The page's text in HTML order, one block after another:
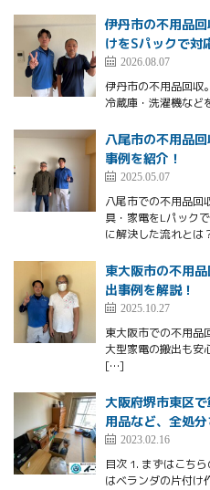
伊丹市の不用品
けをSパックで対
2026.08.07
伊丹市の不用品回収
冷蔵庫・洗濯機な
八尾市の不用品
事例を紹介！
2025.05.07
八尾市での不用品回
具・家電をLパック
に解決した流れと
東大阪市の不用
出事例を解説！
2025.10.27
東大阪市での不用品
大型家電の搬出も安
[…]
大阪府堺市東区
用品など、全処分
2023.02.16
目次 1. まずはこち
はベランダの片付